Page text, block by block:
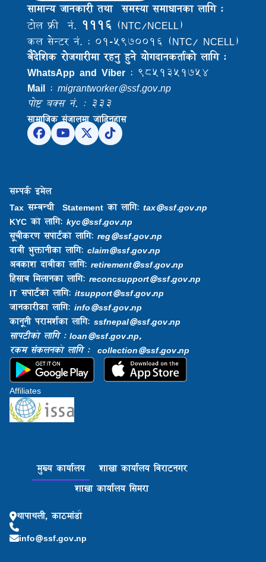
सामान्य जानकारी तथा समस्या समाधानका लागि :
टोल फ्री नं. १११६ (NTC/NCELL)
कल सेन्टर नं. : ०१-५९७००१६ (NTC/ NCELL)
बैदेशिक राेजगारीमा रहनु हुने याेगदानकर्ताकाे लागि :
WhatsApp and Viber : ९८५१३५१७५४
Mail : migrantworker@ssf.gov.np
पोष्ट बक्स नं. : ३३३
सामाजिक संजालमा जोडिनुहोस
सम्पर्क इमेल
Tax सम्बन्धी Statement को लागि: tax@ssf.gov.np
KYC को लागि: kyc@ssf.gov.np
सूचीकरण सपोर्टको लागि: reg@ssf.gov.np
दाबी भुक्तानीका लागि: claim@ssf.gov.np
अवकाश दाबीका लागि: retirement@ssf.gov.np
हिसाब मिलानका लागि: reconcsupport@ssf.gov.np
IT सपोर्टको लागि: itsupport@ssf.gov.np
जानकारीका लागि: info@ssf.gov.np​
कानूनी परामर्शका लागि: ssfnepal@ssf.gov.np​
सापटीको लागि : loan@ssf.gov.np,
रकम संकलनको लागि : collection@ssf.gov.np
Affiliates
मुख्य कार्यालय
शाखा कार्यालय बिराटनगर
शाखा कार्यालय सिमरा
थापाथली, काठमांडौ
info@ssf.gov.np